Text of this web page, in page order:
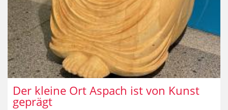
Der kleine Ort Aspach ist von Kunst
geprägt